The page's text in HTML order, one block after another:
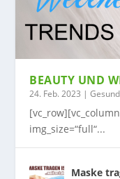
BEAUTY UND
24. Feb. 2023 |
img_size=“full“...
Maske